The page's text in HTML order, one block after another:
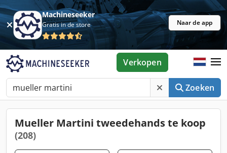
Machineseeker
Gratis in de store Naar de app
Zoeken
Verkopen
Mueller Martini tweedehands te koop
(208)